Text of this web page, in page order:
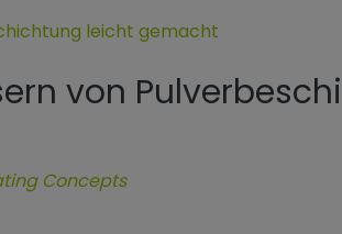
leicht gemacht
von
Concepts